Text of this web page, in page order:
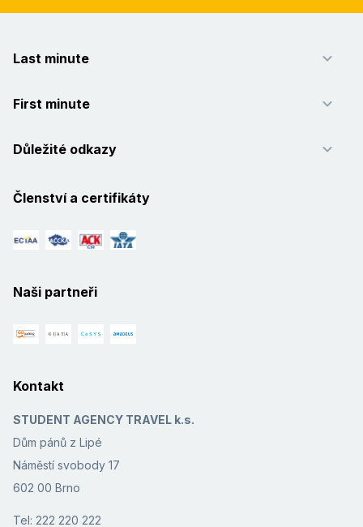
Last minute
First minute
Důležité odkazy
Členství a certifikáty
Naši partneři
Kontakt
STUDENT AGENCY TRAVEL k.s.
Dům pánů z Lipé
Náměstí svobody 17
602 00 Brno
Tel: 222 220 222